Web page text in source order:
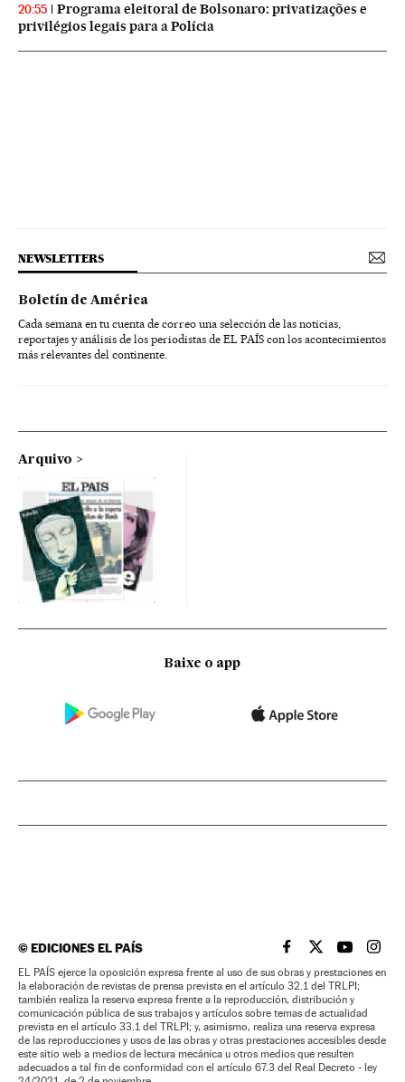
20:55
Programa eleitoral de Bolsonaro: privatizações e
privilégios legais para a Polícia
NEWSLETTERS
Boletín de América
Cada semana en tu cuenta de correo una selección de las noticias,
reportajes y análisis de los periodistas de EL PAÍS con los acontecimientos
más relevantes del continente.
Arquivo
Baixe o app
©EDICIONES EL PAÍS EL PAÍS BRASIL EN
EL PAÍSEL PAÍS
EL
EL PAÍS ejerce la oposición expresa frente al uso de sus obras y prestaciones en
la elaboración de revistas de prensa prevista en el artículo 32.1 del TRLPI;
también realiza la reserva expresa frente a la reproducción, distribución y
comunicación pública de sus trabajos y artículos sobre temas de actualidad
prevista en el artículo 33.1 del TRLPI; y, asimismo, realiza una reserva expresa
de las reproducciones y usos de las obras y otras prestaciones accesibles desde
este sitio web a medios de lectura mecánica u otros medios que resulten
adecuados a tal fin de conformidad con el artículo 67.3 del Real Decreto - ley